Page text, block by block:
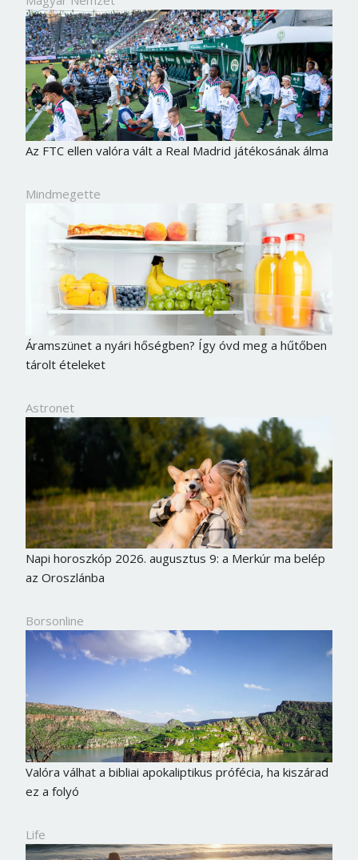
Az FTC ellen valóra vált a Real Madrid játékosának álma
Mindmegette
Áramszünet a nyári hőségben? Így óvd meg a hűtőben
tárolt ételeket
Astronet
Napi horoszkóp 2026. augusztus 9: a Merkúr ma belép
az Oroszlánba
Borsonline
Valóra válhat a bibliai apokaliptikus prófécia, ha kiszárad
ez a folyó
Life
Borsonline bejelentkezés